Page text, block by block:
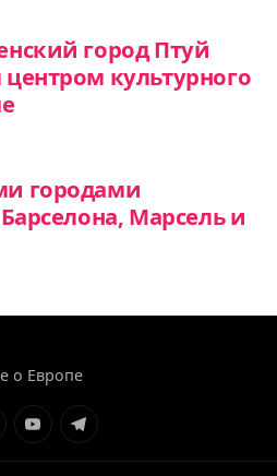
город Птуй
культурного
городами
Марсель и
о Европе
ЭлементЭлемент